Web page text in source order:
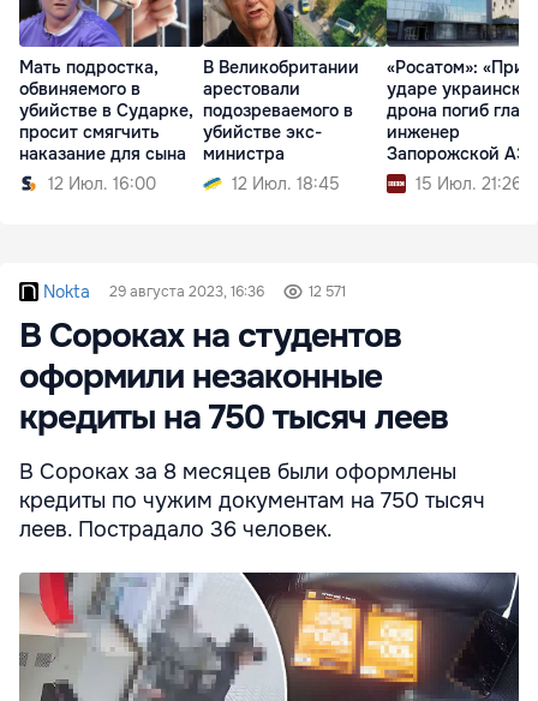
Мать подростка,
обвиняемого в
убийстве в Сударке,
просит смягчить
наказание для сына
12 Июл. 16:00
В Великобритании
арестовали
подозреваемого в
убийстве экс-
министра
12 Июл. 18:45
«Росатом»: «При
ударе
дрона погиб
инженер
Запорожской
15 Июл. 21:26
Nokta 29 августа 2023, 16:36 12 571
В Сороках на студентов
оформили незаконные
кредиты на 750 тысяч леев
В Сороках за 8 месяцев были оформлены
кредиты по чужим документам на 750 тысяч
леев. Пострадало 36 человек.